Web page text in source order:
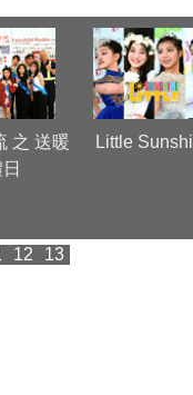
之 送暖
Little
12 13